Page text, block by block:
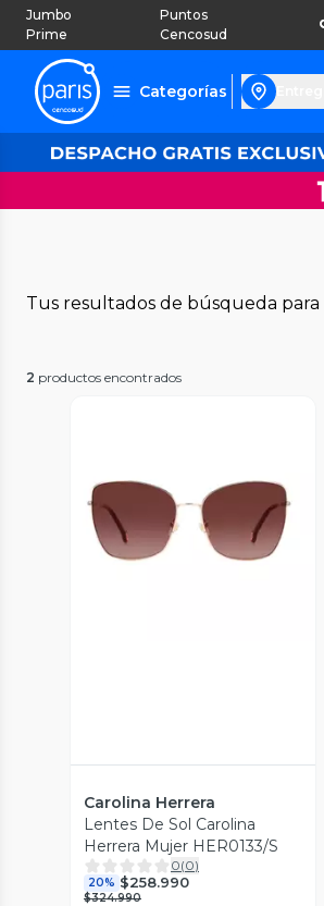
Jumbo
Prime
Puntos
Cencosud
Categorías
Tus resultados de búsqueda para
2 productos encontrados
Vista Previa
Carolina Herrera
Lentes De Sol Carolina
Herrera Mujer HER0133/S
0(0)
20% $258.990
$324.990